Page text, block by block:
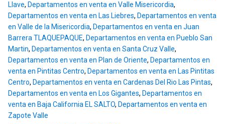
Llave, Departamentos en venta en Valle Misericordia,
Departamentos en venta en Las Liebres, Departamentos en venta
en Valle de la Misericordia, Departamentos en venta en Juan
Barrera TLAQUEPAQUE, Departamentos en venta en Pueblo San
Martin, Departamentos en venta en Santa Cruz Valle,
Departamentos en venta en Plan de Oriente, Departamentos en
venta en Pintitas Centro, Departamentos en venta en Las Pintitas
Centro, Departamentos en venta en Cardenas Del Rio Las Pintas,
Departamentos en venta en Los Gigantes, Departamentos en
venta en Baja California EL SALTO, Departamentos en venta en
Zapote Valle